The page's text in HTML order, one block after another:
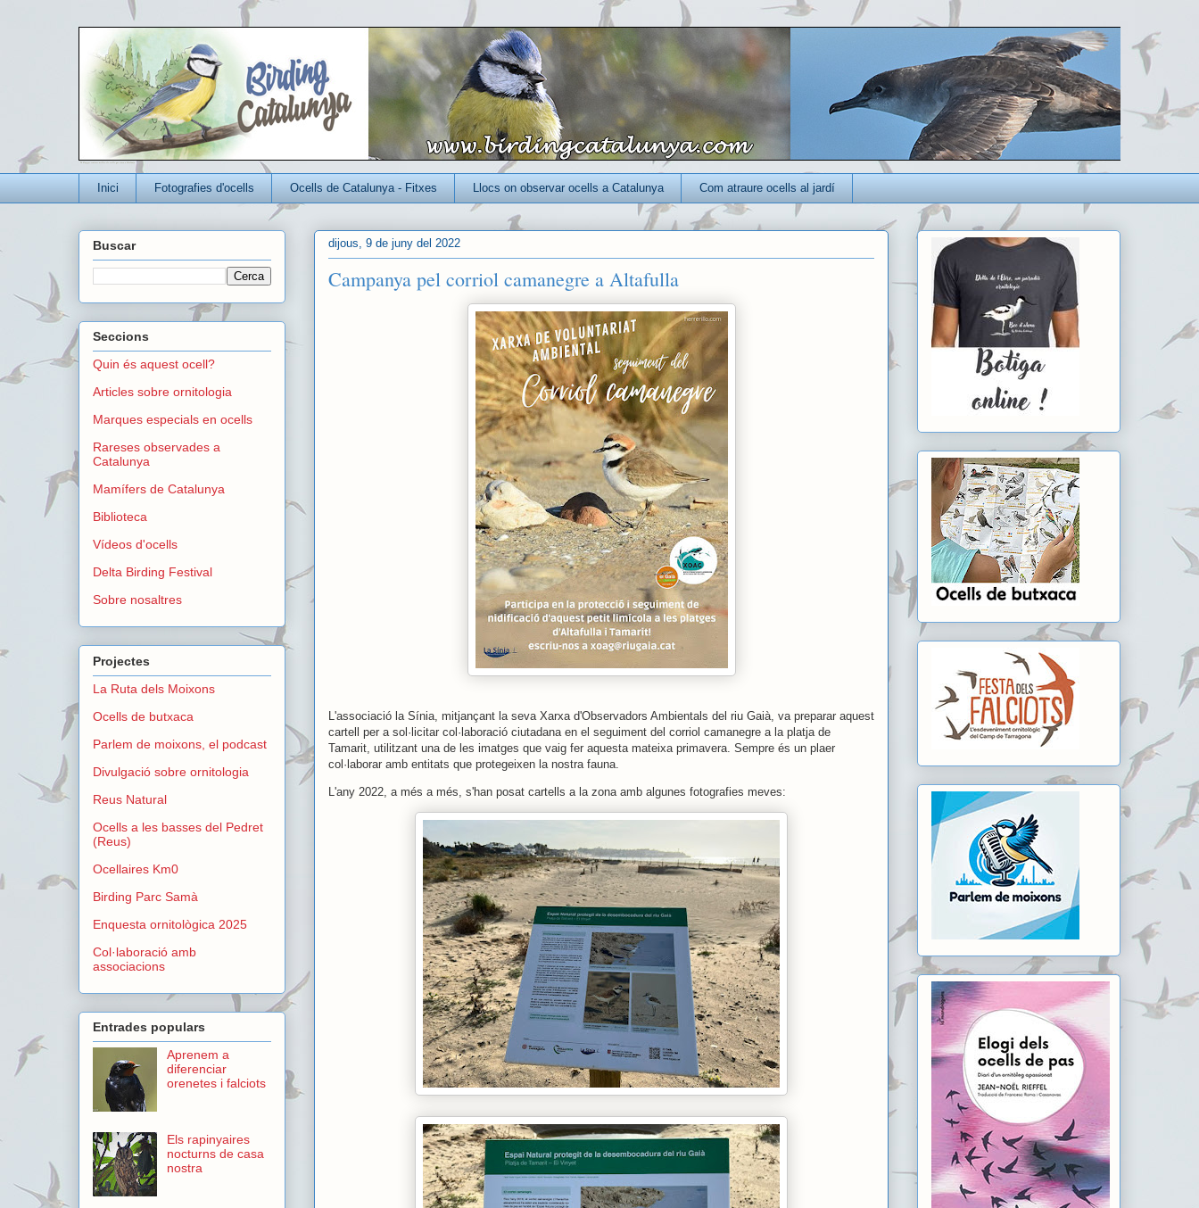
Un blog per conèixer millor els ocells que viuen a Catalunya
Inici Fotografies d'ocells Ocells de Catalunya - Fitxes Llocs on observar ocells a Catalunya Com atraure ocells al jardí
dijous, 9 de juny del 2022
Campanya pel corriol camanegre a Altafulla
L'associació la Sínia, mitjançant la seva Xarxa d'Observadors Ambientals del riu Gaià, va preparar aquest
cartell per a sol·licitar col·laboració ciutadana en el seguiment del corriol camanegre a la platja de
Tamarit, utilitzant una de les imatges que vaig fer aquesta mateixa primavera. Sempre és un plaer
col·laborar amb entitats que protegeixen la nostra fauna.
L'any 2022, a més a més, s'han posat cartells a la zona amb algunes fotografies meves:
Buscar
Seccions
Quin és aquest ocell?
Articles sobre ornitologia
Marques especials en ocells
Rareses observades a
Catalunya
Mamífers de Catalunya
Biblioteca
Vídeos d'ocells
Delta Birding Festival
Sobre nosaltres
Projectes
La Ruta dels Moixons
Ocells de butxaca
Parlem de moixons, el podcast
Divulgació sobre ornitologia
Reus Natural
Ocells a les basses del Pedret
(Reus)
Ocellaires Km0
Birding Parc Samà
Enquesta ornitològica 2025
Col·laboració amb
associacions
Entrades populars
Aprenem a
diferenciar
orenetes i falciots
Els rapinyaires
nocturns de casa
nostra